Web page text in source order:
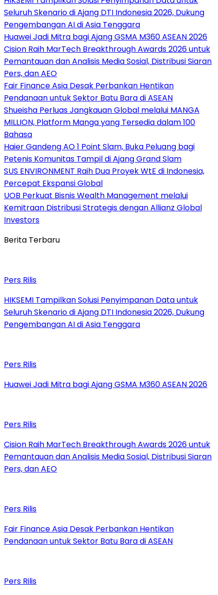
Seluruh Skenario di Ajang DTI Indonesia 2026, Dukung
Pengembangan AI di Asia Tenggara
Huawei Jadi Mitra bagi Ajang GSMA M360 ASEAN 2026
Cision Raih MarTech Breakthrough Awards 2026 untuk
Pemantauan dan Analisis Media Sosial, Distribusi Siaran
Pers, dan AEO
Fair Finance Asia Desak Perbankan Hentikan
Pendanaan untuk Sektor Batu Bara di ASEAN
Shueisha Perluas Jangkauan Global melalui MANGA
MILLION, Platform Manga yang Tersedia dalam 100
Bahasa
Haier Gandeng AO 1 Point Slam, Buka Peluang bagi
Petenis Komunitas Tampil di Ajang Grand Slam
SUS ENVIRONMENT Raih Dua Proyek WtE di Indonesia,
Percepat Ekspansi Global
UOB Perkuat Bisnis Wealth Management melalui
Kemitraan Distribusi Strategis dengan Allianz Global
Investors
Berita Terbaru
Pers Rilis
HIKSEMI Tampilkan Solusi Penyimpanan Data untuk
Seluruh Skenario di Ajang DTI Indonesia 2026, Dukung
Pengembangan AI di Asia Tenggara
Pers Rilis
Huawei Jadi Mitra bagi Ajang GSMA M360 ASEAN 2026
Pers Rilis
Cision Raih MarTech Breakthrough Awards 2026 untuk
Pemantauan dan Analisis Media Sosial, Distribusi Siaran
Pers, dan AEO
Pers Rilis
Fair Finance Asia Desak Perbankan Hentikan
Pendanaan untuk Sektor Batu Bara di ASEAN
Pers Rilis